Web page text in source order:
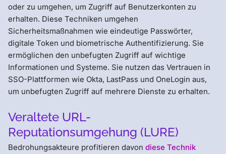
oder zu umgehen, um Zugriff auf Benutzerkonten zu
erhalten. Diese Techniken umgehen
Sicherheitsmaßnahmen wie eindeutige Passwörter,
digitale Token und biometrische Authentifizierung. Sie
ermöglichen den unbefugten Zugriff auf wichtige
Informationen und Systeme. Sie nutzen das Vertrauen in
SSO-Plattformen wie Okta, LastPass und OneLogin aus,
um unbefugten Zugriff auf mehrere Dienste zu erhalten.
Veraltete URL-
Reputationsumgehung (LURE)
Bedrohungsakteure profitieren davon diese Technik